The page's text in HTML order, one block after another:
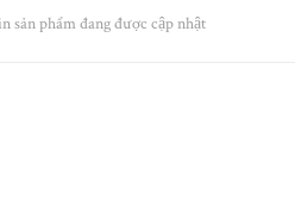
sản phẩm đang được cập nhật